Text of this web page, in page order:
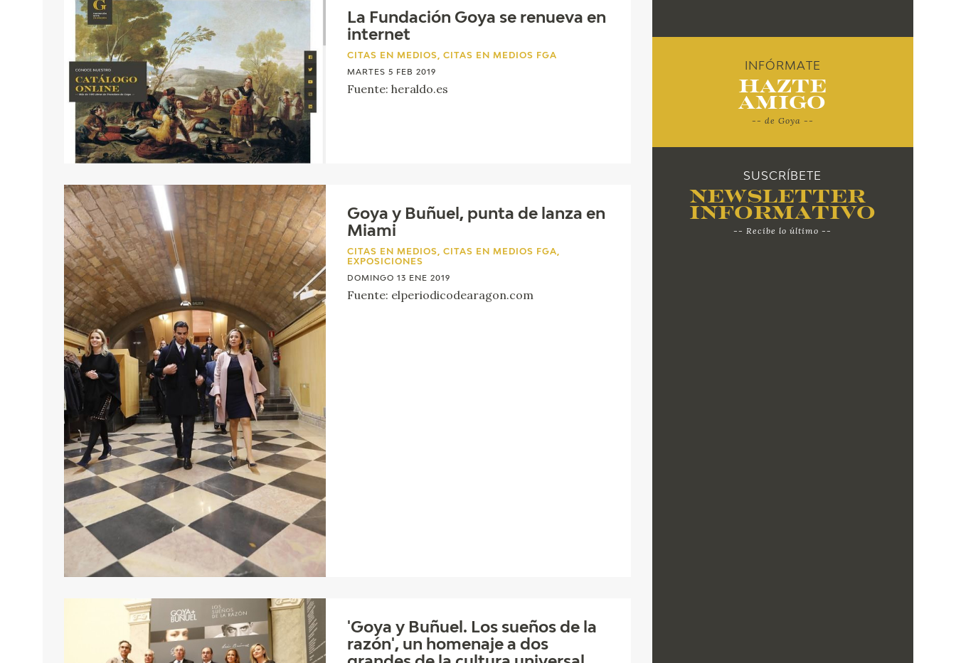
La Fundación Goya se renueva en
internet
CITAS EN MEDIOS, CITAS EN MEDIOS FGA
MARTES 5 FEB 2019
Fuente: heraldo.es
Goya y Buñuel, punta de lanza en
Miami
CITAS EN MEDIOS, CITAS EN MEDIOS FGA,
EXPOSICIONES
DOMINGO 13 ENE 2019
Fuente: elperiodicodearagon.com
'Goya y Buñuel. Los sueños de la
razón', un homenaje a dos
INFÓRMATE
Hazte
Amigo
-- de Goya --
SUSCRÍBETE
Newsletter
Informativo
-- Recibe lo último --